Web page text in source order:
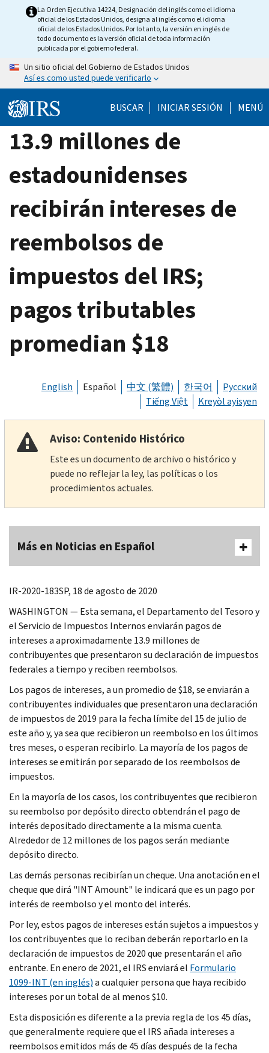
La Orden Ejecutiva 14224, Designación del inglés como el idioma
oficial de los Estados Unidos, designa al inglés como el idioma
oficial de los Estados Unidos. Por lo tanto, la versión en inglés de
todo documento es la versión oficial de toda información
publicada por el gobierno federal.
Un sitio oficial del Gobierno de Estados Unidos
Así es como usted puede verificarlo
BUSCAR INICIAR SESIÓN MENÚ
13.9 millones de
estadounidenses
recibirán intereses de
reembolsos de
impuestos del IRS;
pagos tributables
promedian $18
English Español 中文 (繁體) 한국어
Русский
Tiếng Việt
Kreyòl ayisyen
Aviso: Contenido Histórico
Este es un documento de archivo o histórico y
puede no reflejar la ley, las políticas o los
procedimientos actuales.
Más en Noticias en Español
IR-2020-183SP, 18 de agosto de 2020
WASHINGTON — Esta semana, el Departamento del Tesoro y
el Servicio de Impuestos Internos enviarán pagos de
intereses a aproximadamente 13.9 millones de
contribuyentes que presentaron su declaración de impuestos
federales a tiempo y reciben reembolsos.
Los pagos de intereses, a un promedio de $18, se enviarán a
contribuyentes individuales que presentaron una declaración
de impuestos de 2019 para la fecha límite del 15 de julio de
este año y, ya sea que recibieron un reembolso en los últimos
tres meses, o esperan recibirlo. La mayoría de los pagos de
intereses se emitirán por separado de los reembolsos de
impuestos.
En la mayoría de los casos, los contribuyentes que recibieron
su reembolso por depósito directo obtendrán el pago de
interés depositado directamente a la misma cuenta.
Alrededor de 12 millones de los pagos serán mediante
depósito directo.
Las demás personas recibirían un cheque. Una anotación en el
cheque que dirá "INTAmount" le indicará que es un pago por
interés de reembolso y el monto del interés.
Por ley, estos pagos de intereses están sujetos a impuestos y
los contribuyentes que lo reciban deberán reportarlo en la
declaración de impuestos de 2020 que presentarán el año
entrante. En enero de 2021, el IRS enviará el Formulario
1099-INT (en inglés)a cualquier persona que haya recibido
intereses por un total de al menos $10.
Esta disposición es diferente a la previa regla de los 45 días,
que generalmente requiere que el IRS añada intereses a
reembolsos emitidos más de 45 días después de la fecha